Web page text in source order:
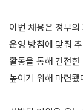
이번 채용은 정부
운영 방침에 맞춰
활동을 통해 건전
높이기 위해 마련됐